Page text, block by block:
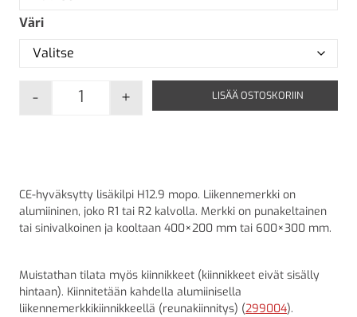
Väri
H12.9 Mopo määrä
- + LISÄÄ OSTOSKORIIN
CE-hyväksytty lisäkilpi H12.9 mopo. Liikennemerkki on
alumiininen, joko R1 tai R2 kalvolla. Merkki on punakeltainen
tai sinivalkoinen ja kooltaan 400×200 mm tai 600×300 mm.
Muistathan tilata myös kiinnikkeet (kiinnikkeet eivät sisälly
hintaan). Kiinnitetään kahdella alumiinisella
liikennemerkkikiinnikkeellä (reunakiinnitys) (299004).